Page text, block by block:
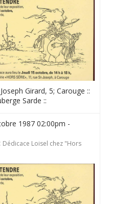
Girard, 5; Carouge ::
Sarde ::
1987 02:00pm -
Dédicace Loisel chez "Hors